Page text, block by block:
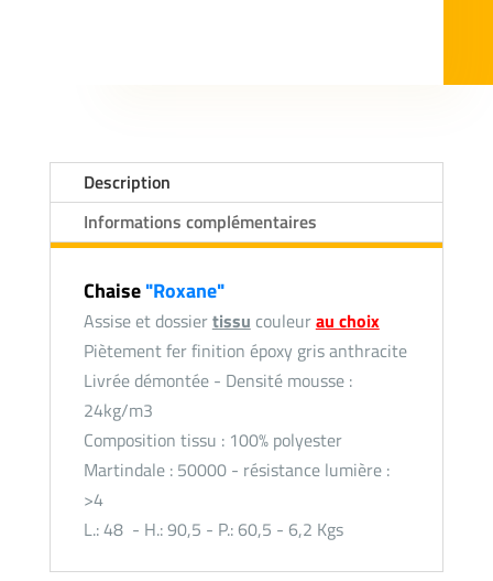
Description
Informations complémentaires
Chaise"Roxane"
Assise et dossiertissu couleurau choix
Piètement fer finition époxy gris anthracite
Livrée démontée - Densité mousse :
24kg/m3
Composition tissu : 100% polyester
Martindale : 50000 - résistance lumière :
>4
L.: 48 - H.: 90,5 - P.: 60,5 - 6,2 Kgs